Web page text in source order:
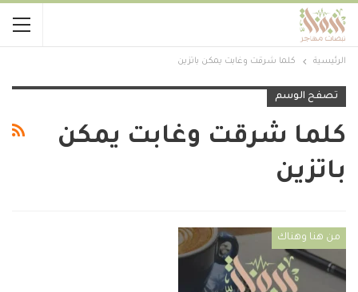
الرئيسية كلما شرقت وغابت يمكن باتزين
تصفح الوسم
كلما شرقت وغابت يمكن
باتزين
من هنا وهناك